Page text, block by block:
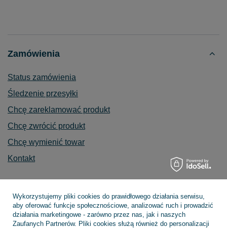
Zamówienia
Status zamówienia
Śledzenie przesyłki
Chcę zareklamować produkt
Chcę zwrócić produkt
Chcę wymienić towar
Kontakt
Konto
Wykorzystujemy pliki cookies do prawidłowego działania serwisu,
aby oferować funkcje społecznościowe, analizować ruch i prowadzić
działania marketingowe - zarówno przez nas, jak i naszych
Zaufanych Partnerów. Pliki cookies służą również do personalizacji